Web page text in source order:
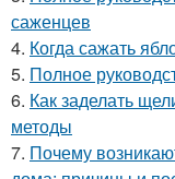
саженцев
4. Когда сажать
5. Полное
6. Как заделать
методы
7. Почему